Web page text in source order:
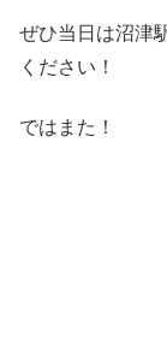
ぜひ当日は沼津
ください！
ではまた！